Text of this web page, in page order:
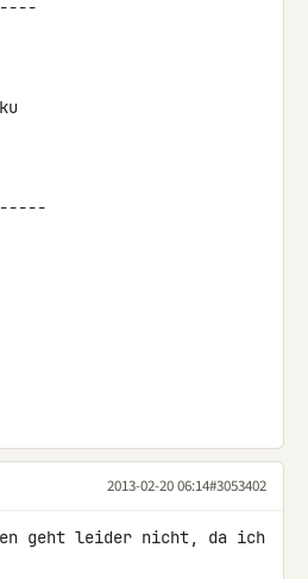
2013-02-20 06:14#3053402
geht leider nicht, da ich